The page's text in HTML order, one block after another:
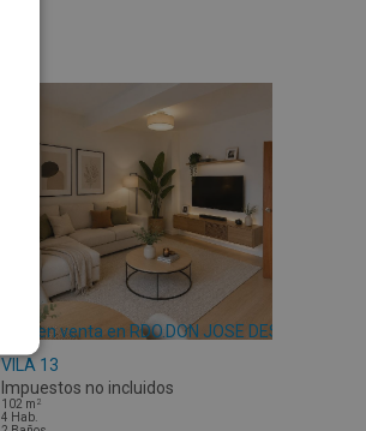
Piso en venta en RDO.DON JOSE DESCALS
VILA 13
Impuestos no incluidos
102 m 2
4 Hab.